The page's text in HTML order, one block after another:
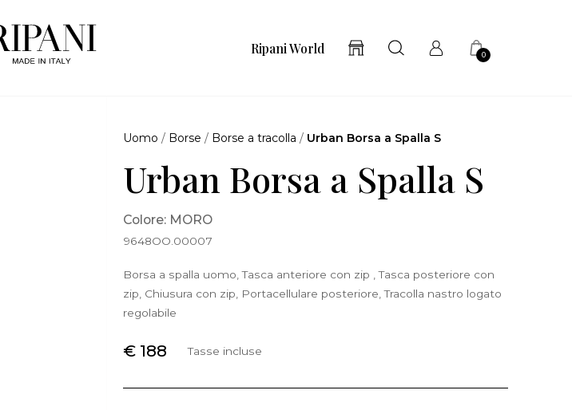
Ripani World 0
Uomo / Borse / Borse a tracolla / Urban Borsa a Spalla S
Urban Borsa a Spalla S
Colore: MORO
9648OO.00007
Borsa a spalla uomo, Tasca anteriore con zip , Tasca posteriore con
zip, Chiusura con zip, Portacellulare posteriore, Tracolla nastro logato
regolabile
€ 188 Tasse incluse